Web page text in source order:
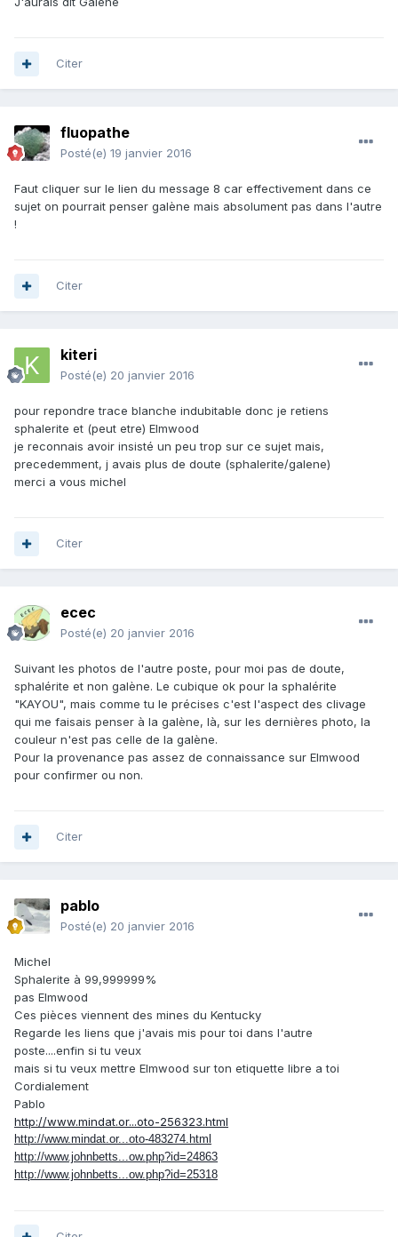
Citer
fluopathe
Posté(e) 19 janvier 2016
Faut cliquer sur le lien du message 8 car effectivement dans ce
sujet on pourrait penser galène mais absolument pas dans l'autre
!
Citer
kiteri
Posté(e) 20 janvier 2016
pour repondre trace blanche indubitable donc je retiens
sphalerite et (peut etre) Elmwood
je reconnais avoir insisté un peu trop sur ce sujet mais,
precedemment, j avais plus de doute (sphalerite/galene)
merci a vous michel
Citer
ecec
Posté(e) 20 janvier 2016
Suivant les photos de l'autre poste, pour moi pas de doute,
sphalérite et non galène. Le cubique ok pour la sphalérite
"KAYOU", mais comme tu le précises c'est l'aspect des clivage
qui me faisais penser à la galène, là, sur les dernières photo, la
couleur n'est pas celle de la galène.
Pour la provenance pas assez de connaissance sur Elmwood
pour confirmer ou non.
Citer
pablo
Posté(e) 20 janvier 2016
Michel
Sphalerite à 99,999999%
pas Elmwood
Ces pièces viennent des mines du Kentucky
Regarde les liens que j'avais mis pour toi dans l'autre
poste....enfin si tu veux
mais si tu veux mettre Elmwood sur ton etiquette libre a toi
Cordialement
Pablo
http://www.mindat.or...oto-256323.html
http://www.mindat.or...oto-483274.html
http://www.johnbetts...ow.php?id=24863
http://www.johnbetts...ow.php?id=25318